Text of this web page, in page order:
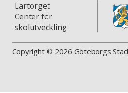
Lärtorget
Center för
skolutveckling
Copyright © 2026 Göteborgs Stad